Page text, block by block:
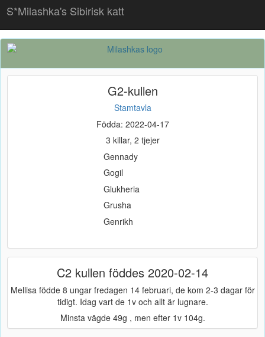
S*Milashka's Sibirisk katt
G2-kullen
Stamtavla
Födda: 2022-04-17
3 killar, 2 tjejer
Gennady
Gogil
Glukheria
Grusha
Genrikh
C2 kullen föddes 2020-02-14
Mellisa födde 8 ungar fredagen 14 februari, de kom 2-3 dagar för
tidigt. Idag vart de 1v och allt är lugnare.
Minsta vägde 49g , men efter 1v 104g.